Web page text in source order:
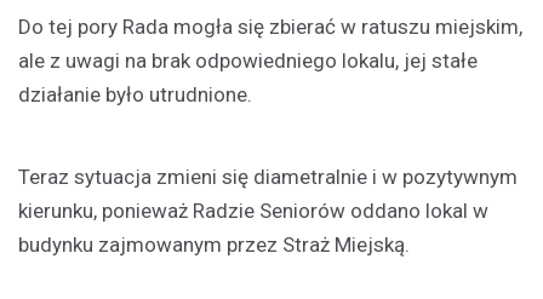
Do tej pory Rada mogła się zbierać w ratuszu miejskim,
ale z uwagi na brak odpowiedniego lokalu, jej stałe
działanie było utrudnione.
Teraz sytuacja zmieni się diametralnie i w pozytywnym
kierunku, ponieważ Radzie Seniorów oddano lokal w
budynku zajmowanym przez Straż Miejską.